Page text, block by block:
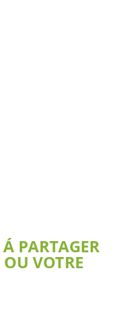
PARTAGER
VOTRE